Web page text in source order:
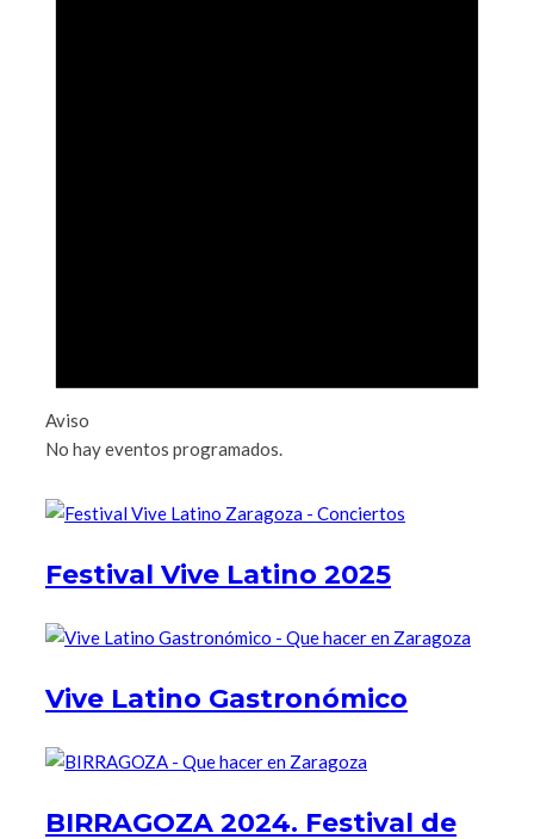
Aviso
No hay eventos programados.
Festival Vive Latino 2025
Vive Latino Gastronómico
BIRRAGOZA 2024. Festival de